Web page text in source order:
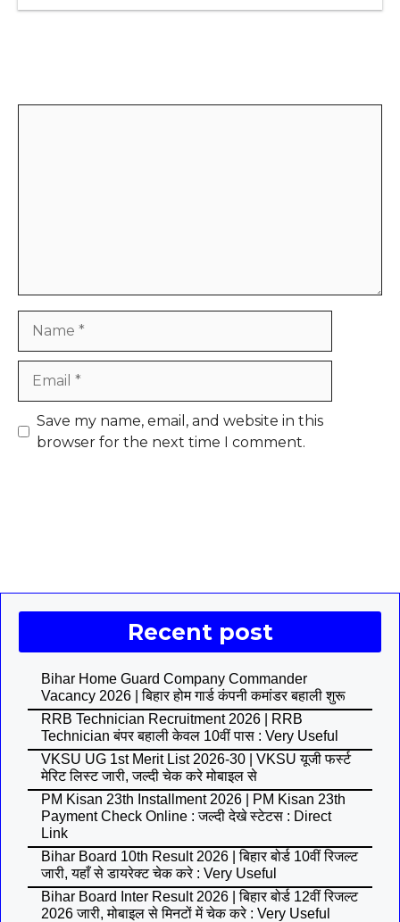
Save my name, email, and website in this
browser for the next time I comment.
Recent post
Bihar Home Guard Company Commander
Vacancy 2026 | बिहार होम गार्ड कंपनी कमांडर बहाली शुरू
RRB Technician Recruitment 2026 | RRB
Technician बंपर बहाली केवल 10वीं पास : Very Useful
VKSU UG 1st Merit List 2026-30 | VKSU यूजी फर्स्ट
मेरिट लिस्ट जारी, जल्दी चेक करे मोबाइल से
PM Kisan 23th Installment 2026 | PM Kisan 23th
Payment Check Online : जल्दी देखे स्टेटस : Direct
Link
Bihar Board 10th Result 2026 | बिहार बोर्ड 10वीं रिजल्ट
जारी, यहाँ से डायरेक्ट चेक करे : Very Useful
Bihar Board Inter Result 2026 | बिहार बोर्ड 12वीं रिजल्ट
2026 जारी, मोबाइल से मिनटों में चेक करे : Very Useful